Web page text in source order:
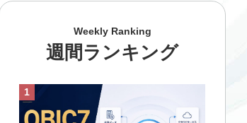
Weekly Ranking
週間ランキング